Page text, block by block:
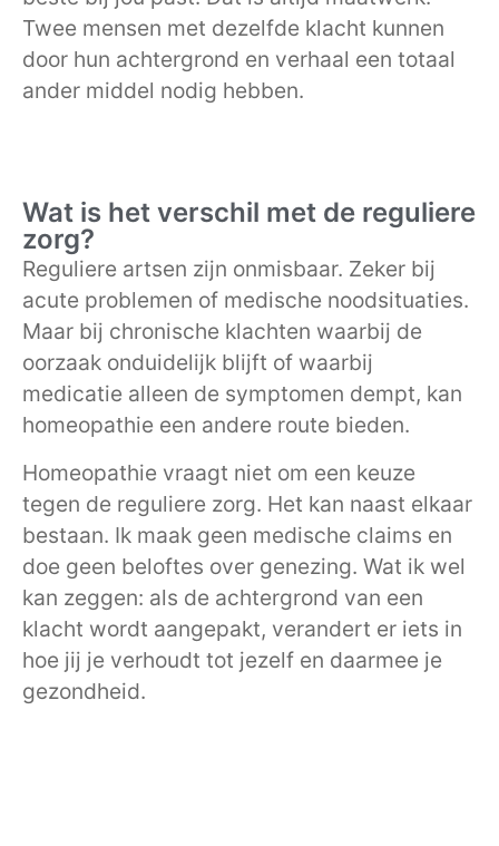
Twee mensen met dezelfde klacht kunnen
door hun achtergrond en verhaal een totaal
ander middel nodig hebben.
Wat is het verschil met de reguliere
zorg?
Reguliere artsen zijn onmisbaar. Zeker bij
acute problemen of medische noodsituaties.
Maar bij chronische klachten waarbij de
oorzaak onduidelijk blijft of waarbij
medicatie alleen de symptomen dempt, kan
homeopathie een andere route bieden.
Homeopathie vraagt niet om een keuze
tegen de reguliere zorg. Het kan naast elkaar
bestaan. Ik maak geen medische claims en
doe geen beloftes over genezing. Wat ik wel
kan zeggen: als de achtergrond van een
klacht wordt aangepakt, verandert er iets in
hoe jij je verhoudt tot jezelf en daarmee je
gezondheid.